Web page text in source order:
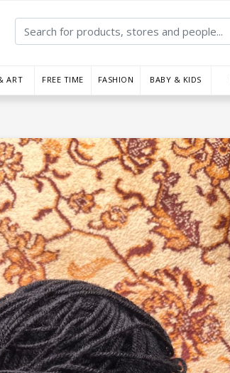
ART FREE TIME FASHION BABY & KIDS